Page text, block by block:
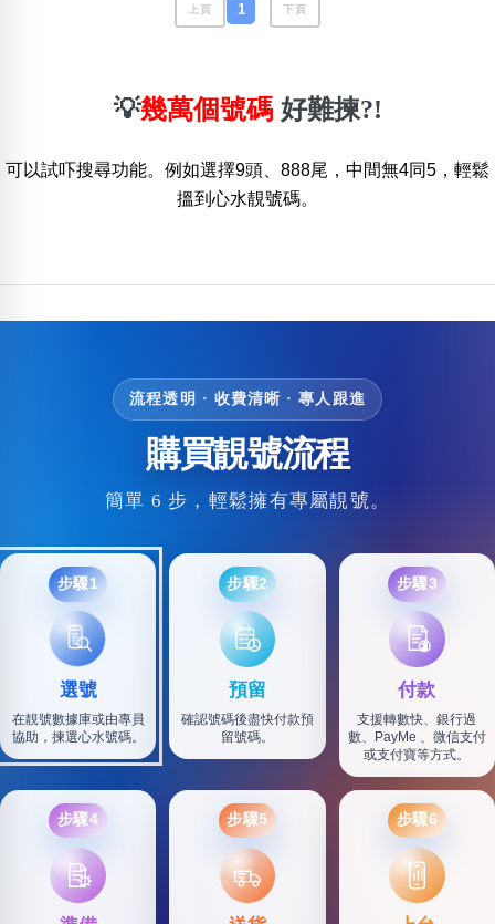
上頁 1 下頁
💡幾萬個號碼 好難揀?!
可以試吓搜尋功能。例如選擇9頭、888尾，中間無4同5，輕鬆
搵到心水靚號碼。
流程透明 · 收費清晰 · 專人跟進
購買靚號流程
簡單 6 步，輕鬆擁有專屬靚號。
步驟1
選號
在靚號數據庫或由專員
協助，揀選心水號碼。
步驟2
預留
確認號碼後盡快付款預
留號碼。
步驟3
付款
支援轉數快、銀行過
數、PayMe 、微信支付
或支付寶等方式。
步驟4 步驟5
SF
步驟6